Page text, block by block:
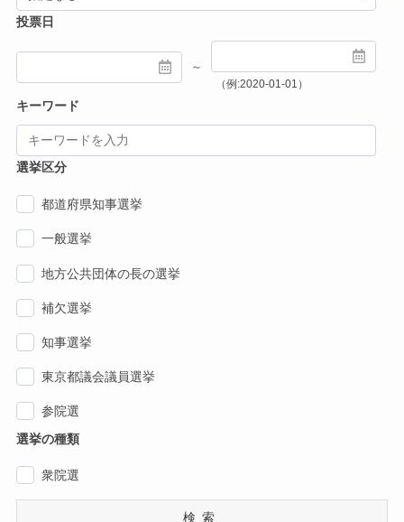
投票日
～
（例:2020-01-01）
キーワード
選挙区分
都道府県知事選挙
一般選挙
地方公共団体の長の選挙
補欠選挙
知事選挙
東京都議会議員選挙
参院選
選挙の種類
衆院選
検索